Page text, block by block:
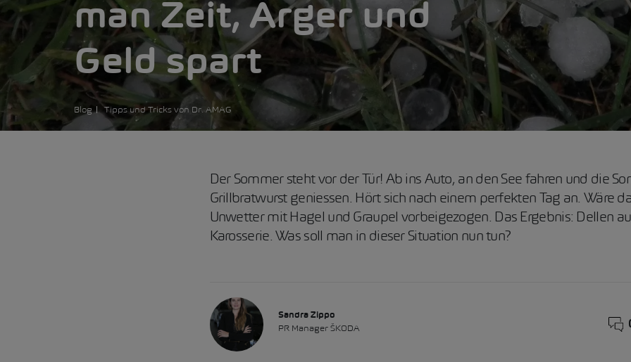
man Zeit, Ärger und
Geld spart
Blog Tipps und Tricks von Dr. AMAG
Der Sommer steht vor der Tür! Ab ins Auto, an den See fahren und die
Grillbratwurst geniessen. Hört sich nach einem perfekten Tag an. Wäre
Unwetter mit Hagel und Graupel vorbeigezogen. Das Ergebnis: Dellen
Karosserie. Was soll man in dieser Situation nun tun?
Sandra Zippo
PR Manager ŠKODA